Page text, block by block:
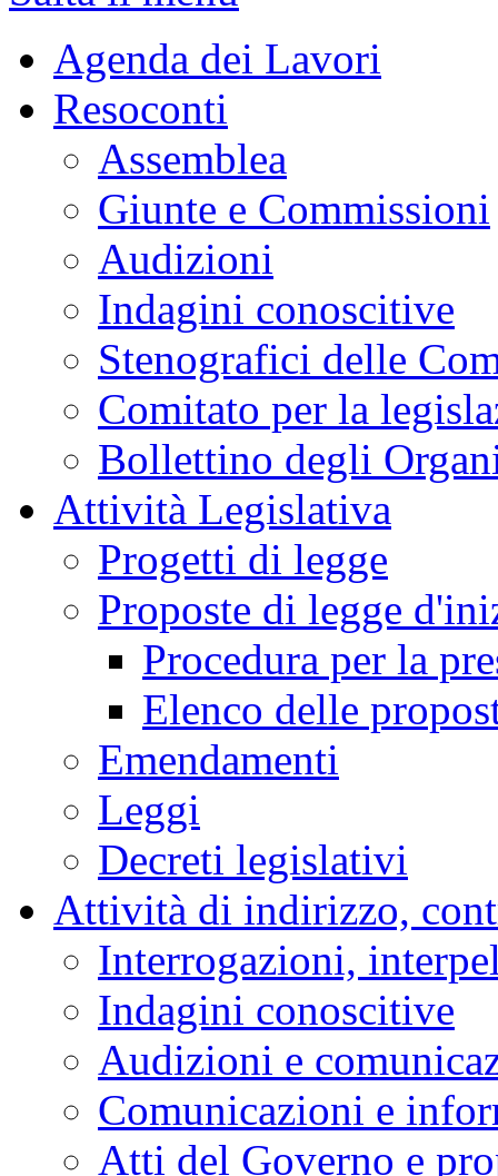
Agenda dei Lavori
Resoconti
Assemblea
Giunte e Commissioni
Audizioni
Indagini conoscitive
Stenografici delle
Comitato per la
Bollettino degli
Attività Legislativa
Progetti di legge
Proposte di legge
Procedura per la
Elenco delle
Emendamenti
Leggi
Decreti legislativi
Attività di indirizzo,
Interrogazioni,
Indagini conoscitive
Audizioni e
Comunicazioni e
Atti del Governo e